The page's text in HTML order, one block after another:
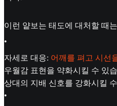
이런 얕보는 태도에 대처할 때
•
자세로 대응: 어깨를 펴고 시선
우월감 표현을 약화시킬 수 있
상대의 지배 신호를 강화시킬
•